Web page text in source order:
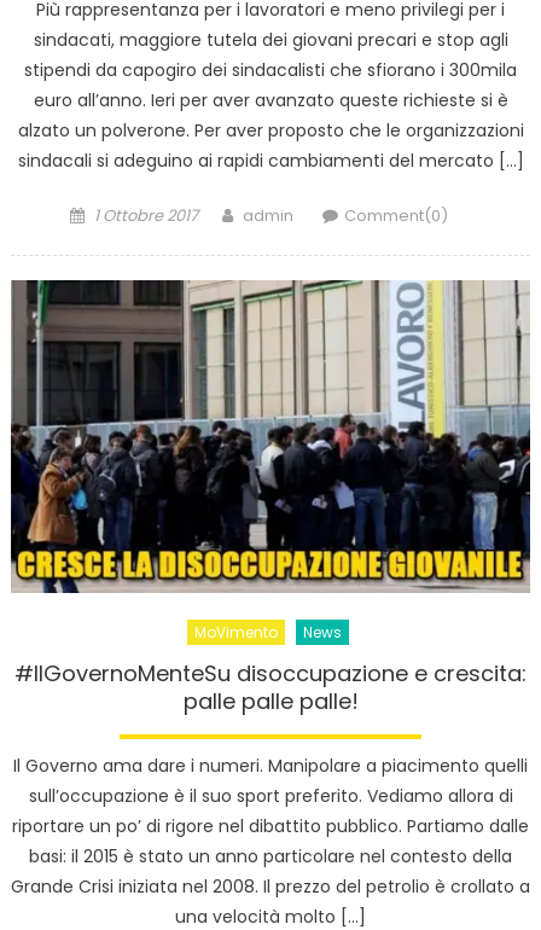
Più rappresentanza per i lavoratori e meno privilegi per i
sindacati, maggiore tutela dei giovani precari e stop agli
stipendi da capogiro dei sindacalisti che sfiorano i 300mila
euro all’anno. Ieri per aver avanzato queste richieste si è
alzato un polverone. Per aver proposto che le organizzazioni
sindacali si adeguino ai rapidi cambiamenti del mercato […]
Posted
1 Ottobre 2017 Author
admin Comment(0)
MoVimento News
#IlGovernoMenteSu disoccupazione e crescita:
palle palle palle!
Il Governo ama dare i numeri. Manipolare a piacimento quelli
sull’occupazione è il suo sport preferito. Vediamo allora di
riportare un po’ di rigore nel dibattito pubblico. Partiamo dalle
basi: il 2015 è stato un anno particolare nel contesto della
Grande Crisi iniziata nel 2008. Il prezzo del petrolio è crollato a
una velocità molto […]